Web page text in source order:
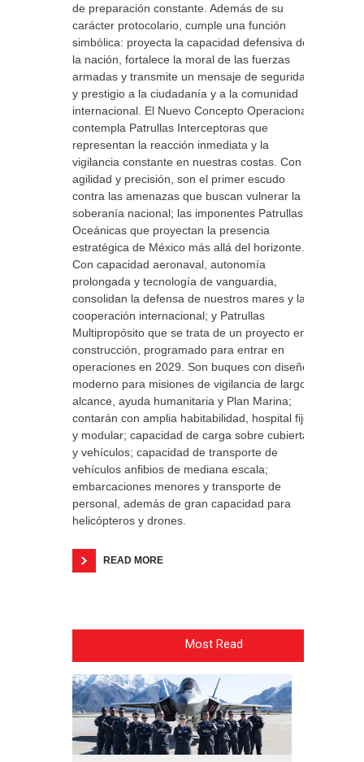
de preparación constante. Además de su
carácter protocolario, cumple una función
simbólica: proyecta la capacidad defensiva de
la nación, fortalece la moral de las fuerzas
armadas y transmite un mensaje de seguridad
y prestigio a la ciudadanía y a la comunidad
internacional. El Nuevo Concepto Operacional
contempla Patrullas Interceptoras que
representan la reacción inmediata y la
vigilancia constante en nuestras costas. Con
agilidad y precisión, son el primer escudo
contra las amenazas que buscan vulnerar la
soberanía nacional; las imponentes Patrullas
Oceánicas que proyectan la presencia
estratégica de México más allá del horizonte.
Con capacidad aeronaval, autonomía
prolongada y tecnología de vanguardia,
consolidan la defensa de nuestros mares y la
cooperación internacional; y Patrullas
Multipropósito que se trata de un proyecto en
construcción, programado para entrar en
operaciones en 2029. Son buques con diseño
moderno para misiones de vigilancia de largo
alcance, ayuda humanitaria y Plan Marina;
contarán con amplia habitabilidad, hospital fijo
y modular; capacidad de carga sobre cubierta
y vehículos; capacidad de transporte de
vehículos anfibios de mediana escala;
embarcaciones menores y transporte de
personal, además de gran capacidad para
helicópteros y drones.
READ MORE
Most Read